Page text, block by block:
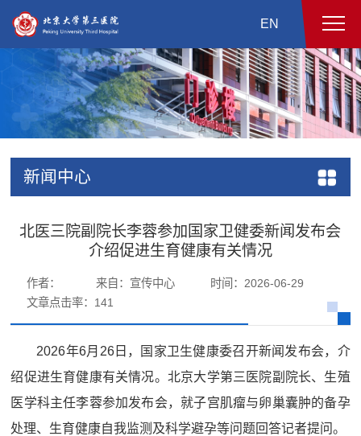
EN
新闻中心
北医三院副院长李蓉参加国家卫健委新闻发布会
介绍促进生育健康有关情况
作者： 来自：宣传中心
时间：2026-06-29
文章点击率： 141
2026年6月26日，国家卫生健康委召开新闻发布会，介
绍促进生育健康有关情况。北京大学第三医院副院长、生殖
医学科主任李蓉参加发布会，就子宫肌瘤与卵巢囊肿的备孕
处理、生育健康自我监测及科学避孕等问题回答记者提问。